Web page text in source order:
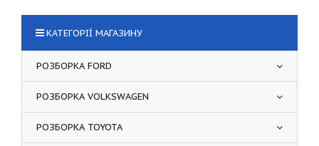
КАТЕГОРІЇ МАГАЗИНУ
РОЗБОРКА FORD
РОЗБОРКА VOLKSWAGEN
РОЗБОРКА TOYOTA